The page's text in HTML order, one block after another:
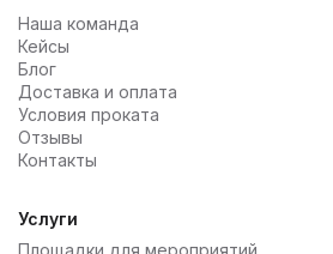
место;
помощь с установкой от наших
сопровождение на всех этапах
Наша команда
Кейсы
Блог
Доставка и оплата
Условия проката
Отзывы
Контакты
Услуги
Площадки для мероприятий